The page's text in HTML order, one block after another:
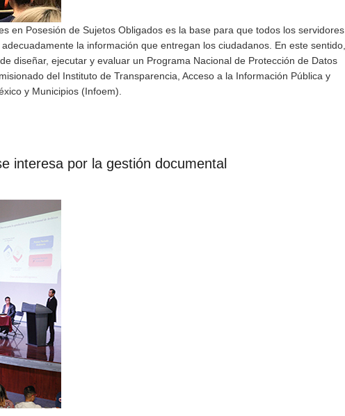
en Posesión de Sujetos Obligados es la base para que todos los servidores
la información que entregan los ciudadanos. En este sentido,
diseñar, ejecutar y evaluar un Programa Nacional de Protección de Datos
del Instituto de Transparencia, Acceso a la Información Pública y
y Municipios (Infoem).
interesa por la gestión documental